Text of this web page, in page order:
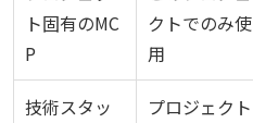
ト固有のMC
P
クトでのみ使
用
技術スタッ
プロジェクト